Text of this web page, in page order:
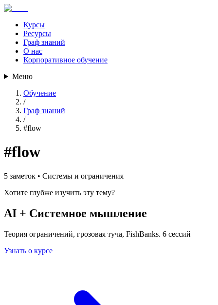
Курсы
Ресурсы
Граф знаний
О нас
Корпоративное обучение
Меню
Обучение
/
Граф знаний
/
#flow
#flow
5 заметок • Системы и ограничения
Хотите глубже изучить эту тему?
AI + Системное мышление
Теория ограничений, грозовая туча, FishBanks. 6 сессий
Узнать о курсе